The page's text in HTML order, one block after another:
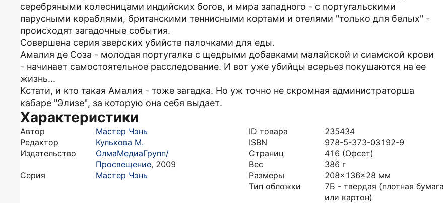
серебряными колесницами индийских богов, и мира западного - с португальскими
парусными кораблями, британскими теннисными кортами и отелями "только для белых" -
происходят загадочные события.
Совершена серия зверских убийств палочками для еды.
Амалия де Соза - молодая португалка с щедрыми добавками малайской и сиамской крови
- начинает самостоятельное расследование. И вот уже убийцы всерьез покушаются на ее
жизнь...
Кстати, и кто такая Амалия - тоже загадка. Но уж точно не скромная администраторша
кабаре "Элизе", за которую она себя выдает.
Характеристики
Автор
Мастер Чэнь
Редактор
Кулькова М.
Издательство
ОлмаМедиаГрупп/
Просвещение, 2009
Серия
Мастер Чэнь
ID товара
235434
ISBN
978-5-373-03192-9
Страниц
416 (Офсет)
Вес
386 г
Размеры
208x136x28 мм
Тип обложки
7Б - твердая (плотная бумага
или картон)